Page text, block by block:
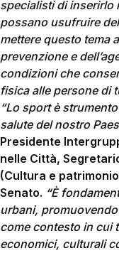
specialisti di inserirlo
possano usufruire
mettere questo tema
prevenzione e
condizioni che
fisica alle persone di
“Lo sport è
salute del nostro
Presidente
nelle Città,
(Cultura e
Senato. “È
urbani, promuovendo
come contesto in cui
economici, culturali